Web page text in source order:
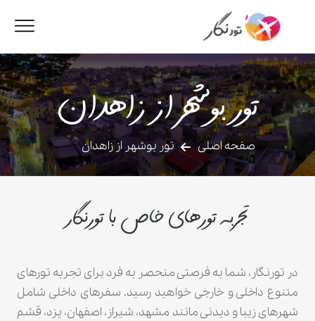
تور بوشهر از زاهدان
صفحه اصلی تور بوشهر از زاهدان
تجربه تورهای خاص با تورنگار
در تورنگار، شما به فرصتی منحصر به فرد برای تجربه تورهای
متنوع داخلی و خارجی خواهید رسید. سفرهای داخلی شامل
شهرهای زیبا و دیدنی مانند مشهد، شیراز، اصفهان، یزد، قشم